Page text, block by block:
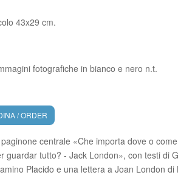
43x29 cm.
fotografiche in bianco e nero n.t.
/ ORDER
centrale «Che importa dove o
guardar tutto? - Jack London», con testi di
Placido e una lettera a Joan London di